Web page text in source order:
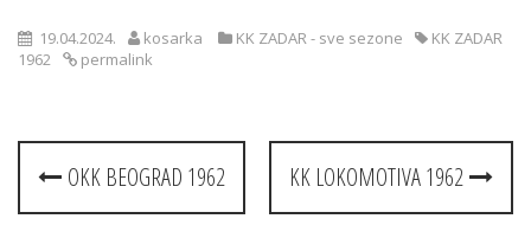
19.04.2024. kosarka KK ZADAR - sve sezone
KK ZADAR
1962
permalink
Post
navigation
OKK BEOGRAD 1962 KK LOKOMOTIVA 1962